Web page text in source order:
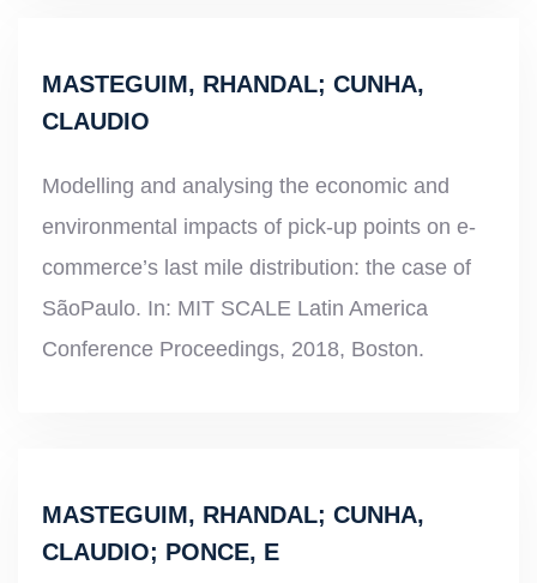
MASTEGUIM, RHANDAL; CUNHA,
CLAUDIO
Modelling and analysing the economic and
environmental impacts of pick-up points on e-
commerce’s last mile distribution: the case of
SãoPaulo. In: MIT SCALE Latin America
Conference Proceedings, 2018, Boston.
MASTEGUIM, RHANDAL; CUNHA,
CLAUDIO; PONCE, E